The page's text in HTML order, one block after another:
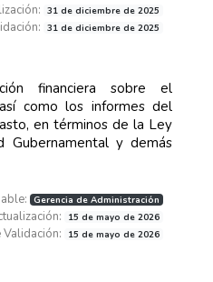
31 de diciembre de 2025
31 de diciembre de 2025
financiera sobre el
como los informes del
en términos de la Ley
Gubernamental y demás
Gerencia de Administración
15 de mayo de 2026
Validación: 15 de mayo de 2026